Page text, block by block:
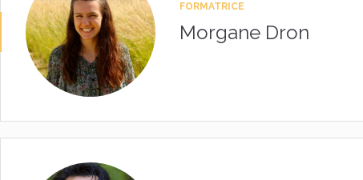
FORMATRICE
Morgane Dron